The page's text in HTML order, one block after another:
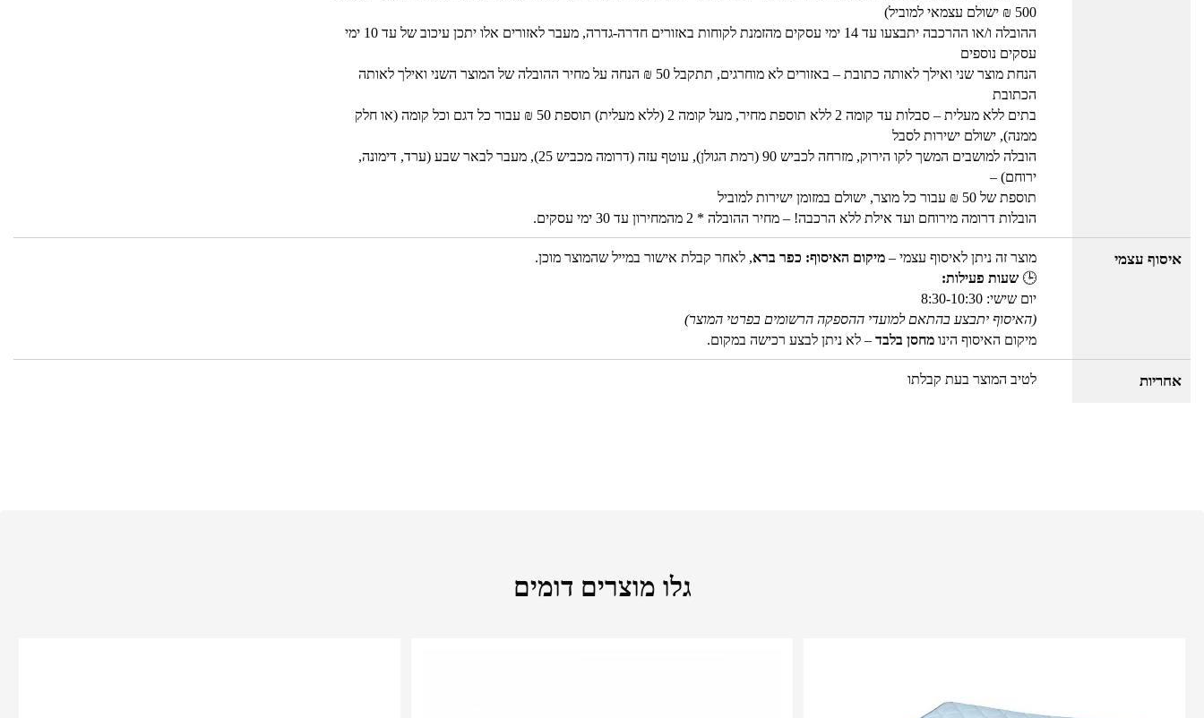
500 ₪ ישולם עצמאי למוביל)
ההובלה ו/או ההרכבה יתבצעו עד 14 ימי עסקים מהזמנת לקוחות באזורים חדרה-גדרה, מעבר לאזורים אלו יתכן עיכוב של עד 10 ימי
עסקים נוספים
הנחת מוצר שני ואילך לאותה כתובת – באזורים לא מוחרגים, תתקבל 50 ₪ הנחה על מחיר ההובלה של המוצר השני ואילך לאותה
הכתובת
בתים ללא מעלית – סבלות עד קומה 2 ללא תוספת מחיר, מעל קומה 2 (ללא מעלית) תוספת 50 ₪ עבור כל דגם וכל קומה (או חלק
ממנה), ישולם ישירות לסבל
הובלה למושבים המשך לקו הירוק, מזרחה לכביש 90 (רמת הגולן), עוטף עזה (דרומה מכביש 25), מעבר לבאר שבע (ערד, דימונה,
ירוחם) –
תוספת של 50 ₪ עבור כל מוצר, ישולם במזומן ישירות למוביל
הובלות דרומה מירוחם ועד אילת ללא הרכבה! – מחיר ההובלה * 2 מהמחירון עד 30 ימי עסקים.
איסוף עצמי מוצר זה ניתן לאיסוף עצמי – מיקום האיסוף: כפר ברא, לאחר קבלת אישור במייל שהמוצר מוכן.
🕒 שעות פעילות:
יום שישי: 8:30-10:30
(האיסוף יתבצע בהתאם למועדי ההספקה הרשומים בפרטי המוצר)
מיקום האיסוף הינו מחסן בלבד – לא ניתן לבצע רכישה במקום.
אחריות לטיב המוצר בעת קבלתו
גלו מוצרים דומים